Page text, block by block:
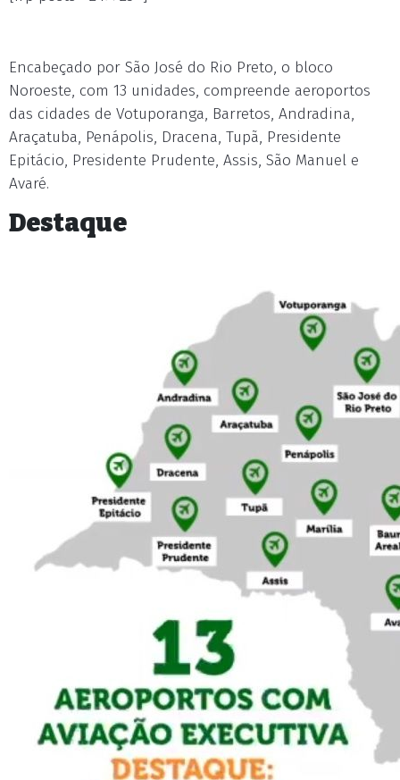
Encabeçado por São José do Rio Preto, o bloco
Noroeste, com 13 unidades, compreende aeroportos
das cidades de Votuporanga, Barretos, Andradina,
Araçatuba, Penápolis, Dracena, Tupã, Presidente
Epitácio, Presidente Prudente, Assis, São Manuel e
Avaré.
Destaque